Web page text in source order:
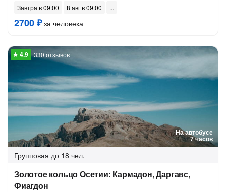
Завтра в 09:00 8 авг в 09:00
2700 ₽за человека
На автобусе
7 часов
330 отзывов
Групповая до 18 чел.
Золотое кольцо Осетии: Кармадон, Даргавс,
Фиагдон